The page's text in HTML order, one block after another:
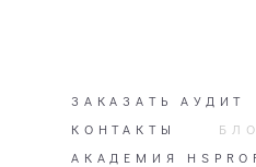
ЗАКАЗАТЬ АУДИТ
КОНТАКТЫ
АКАДЕМИЯ